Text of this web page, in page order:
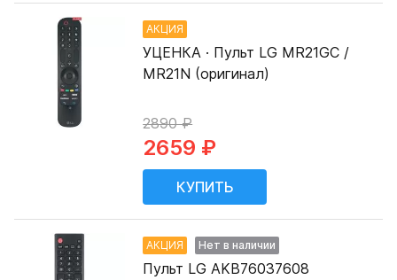
АКЦИЯ
УЦЕНКА · Пульт LG MR21GC /
MR21N (оригинал)
2890 ₽
2659 ₽
АКЦИЯ Нет в наличии
Пульт LG AKB76037608